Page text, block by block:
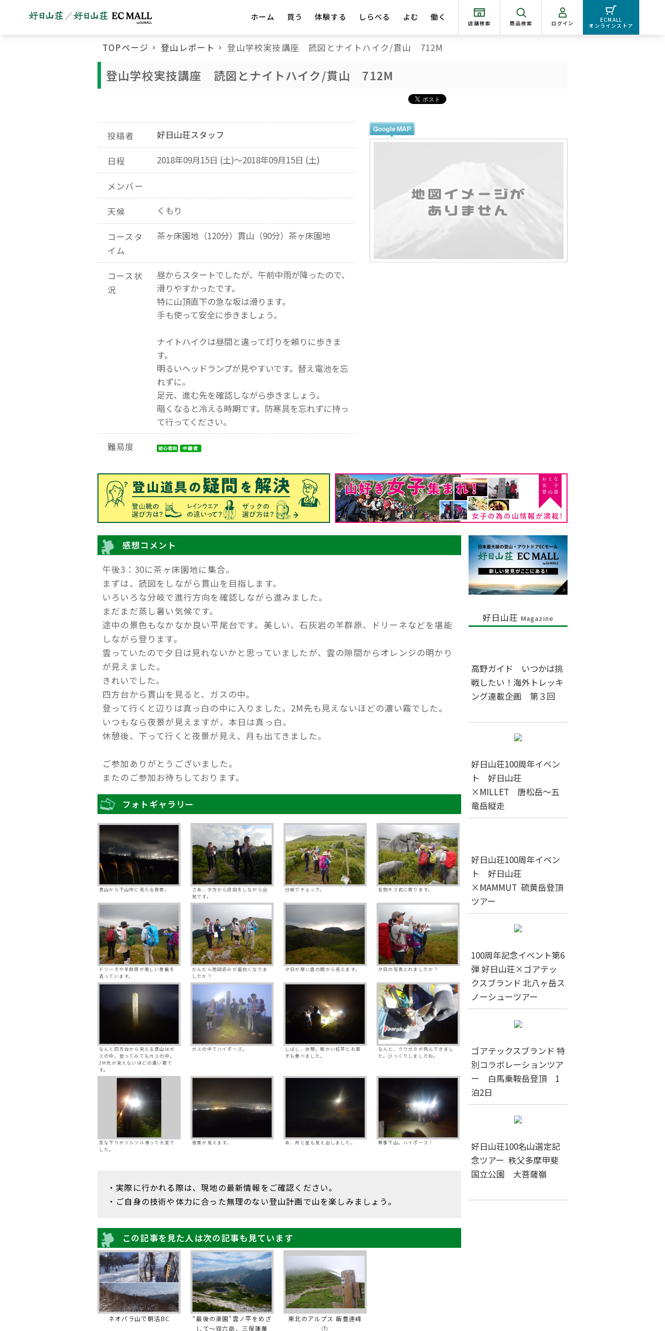
ホーム 買う 体験する しらべる よむ 働く
店舗検索 商品検索 ログイン
ECMALL
オンラインストア
TOPページ 登山レポート 登山学校実技講座 読図とナイトハイク/貫山 712M
登山学校実技講座 読図とナイトハイク/貫山 712M
投稿者 好日山荘スタッフ
日程 2018年09月15日 (土)～2018年09月15日 (土)
メンバー
天候 くもり
コースタ
イム
茶ヶ床園地（120分）貫山（90分）茶ヶ床園地
コース状
況
昼からスタートでしたが、午前中雨が降ったので、
滑りやすかったです。
特に山頂直下の急な坂は滑ります。
手も使って安全に歩きましょう。
ナイトハイクは昼間と違って灯りを頼りに歩きま
す。
明るいヘッドランプが見やすいです。替え電池を忘
れずに。
足元、進む先を確認しながら歩きましょう。
暗くなると冷える時期です。防寒具を忘れずに持っ
て行ってください。
難易度
感想コメント
午後3：30に茶ヶ床園地に集合。
まずは、読図をしながら貫山を目指します。
いろいろな分岐で進行方向を確認しながら進みました。
まだまだ蒸し暑い気候です。
途中の景色もなかなか良い平尾台です。美しい、石灰岩の羊群原、ドリーネなどを堪能
しながら登ります。
雲っていたので夕日は見れないかと思っていましたが、雲の隙間からオレンジの明かり
が見えました。
きれいでした。
四方台から貫山を見ると、ガスの中。
登って行くと辺りは真っ白の中に入りました。2M先も見えないほどの濃い霧でした。
いつもなら夜景が見えますが、本日は真っ白。
休憩後、下って行くと夜景が見え、月も出てきました。
ご参加ありがとうございました。
またのご参加お待ちしております。
フォトギャラリー
貫山から下山中に見える夜景。
さあ、夕方から読図をしながら出
発です。
分岐でチェック。 名物キス岩に寄ります。
ドリーネや羊群原が美しい景観を
造っています。
だんだん地図読みが面白くなりま
したか？
夕日が厚い雲の間から見えます。 夕日の写真とれましたか？
なんと四方台から見える貫山はガ
スの中。登ってみてもガスの中。
2M先が見えないほどの濃い霧で
す。
ガスの中でハイポーズ。
しばし、休憩。暖かい紅茶とお菓
子も食べました。
なんと、クワガタが飛んできまし
た。びっくりしましたね。
急な下りがツルツル滑って大変で
した。
夜景が見えます。 あ、月と星も見え出しました。 無事下山。ハイポーズ！
・実際に行かれる際は、現地の最新情報をご確認ください。
・ご自身の技術や体力に合った無理のない登山計画で山を楽しみましょう。
この記事を見た人は次の記事も見ています
ネオパラ山で朝活BC
“最後の楽園”雲ノ平をめざ
して～双六岳、三俣蓮華
東北のアルプス 飯豊連峰
①
好日山荘 Magazine
高野ガイド いつかは挑
戦したい！海外トレッキ
ング連載企画 第３回
好日山荘100周年イベン
ト 好日山荘
×MILLET 唐松岳～五
竜岳縦走
好日山荘100周年イベン
ト 好日山荘
×MAMMUT 硫黄岳登頂
ツアー
100周年記念イベント第6
弾 好日山荘×ゴアテッ
クスブランド 北八ヶ岳ス
ノーシューツアー
ゴアテックスブランド 特
別コラボレーションツア
ー 白馬乗鞍岳登頂 1
泊2日
好日山荘100名山選定記
念ツアー 秩父多摩甲斐
国立公園 大菩薩嶺